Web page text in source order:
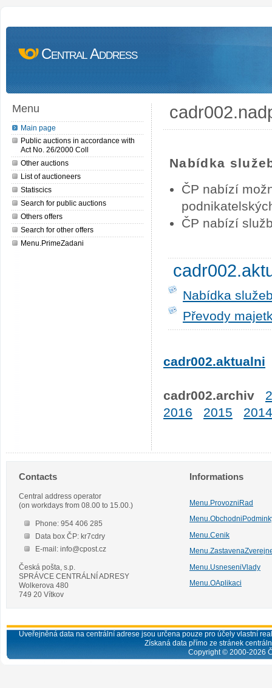
Central Address
Menu
Main page
Public auctions in accordance with
Act No. 26/2000 Coll
Other auctions
List of auctioneers
Statiscics
Search for public auctions
Others offers
Search for other offers
Menu.PrimeZadani
Nabídka
ČP nabízí
ČP nabízí
Nabídka
Převody
cadr002.aktualni
cadr002.archiv
2016
2015 2014
Contacts
Central address operator
(on workdays from 08.00 to 15.00.)
Phone: 954 406 285
Data box ČP: kr7cdry
E-mail: info@cpost.cz
Česká pošta, s.p.
SPRÁVCE CENTRÁLNÍ ADRESY
Wolkerova 480
749 20 Vítkov
Informations
Menu.ProvozniRad
Menu.Cenik
Menu.UsneseniVlady
Menu.OAplikaci
Uveřejněná data na centrální adrese jsou určena pouze pro účely vlastní
Získaná data přímo ze stránek
Copyright © 2000-2026